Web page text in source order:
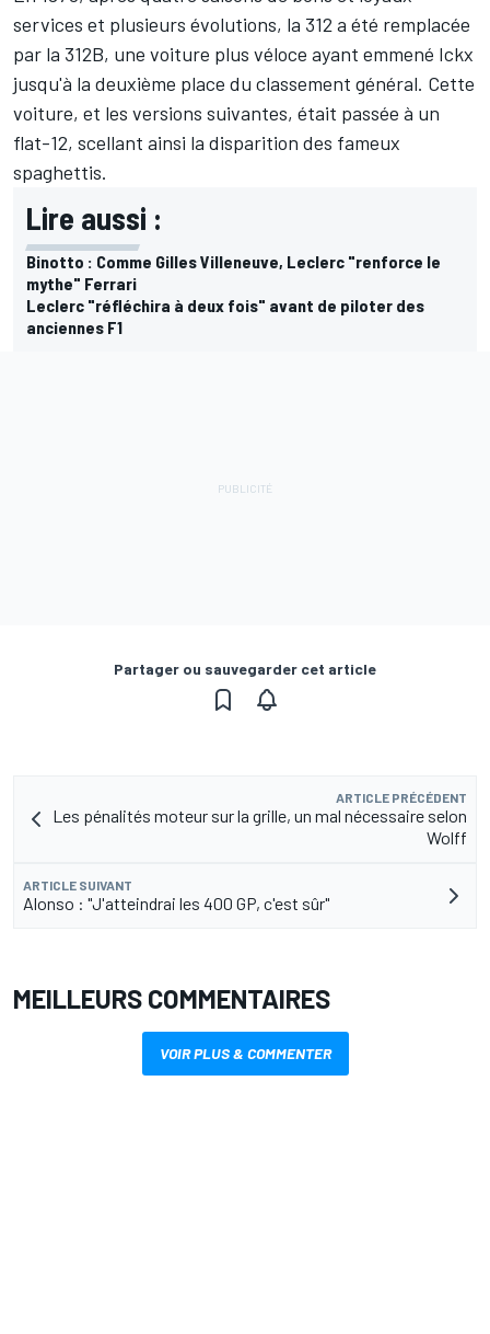
services et plusieurs évolutions, la 312 a été remplacée
par la 312B, une voiture plus véloce ayant emmené Ickx
jusqu'à la deuxième place du classement général. Cette
voiture, et les versions suivantes, était passée à un
flat-12, scellant ainsi la disparition des fameux
spaghettis.
Lire aussi :
Binotto : Comme Gilles Villeneuve, Leclerc "renforce le
mythe" Ferrari
Leclerc "réfléchira à deux fois" avant de piloter des
anciennes F1
Partager ou sauvegarder cet article
ARTICLE PRÉCÉDENT
Les pénalités moteur sur la grille, un mal nécessaire selon
Wolff
ARTICLE SUIVANT
Alonso : "J'atteindrai les 400 GP, c'est sûr"
MEILLEURS COMMENTAIRES
VOIR PLUS & COMMENTER